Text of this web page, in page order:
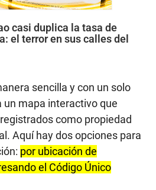
casi duplica la tasa de
el terror en sus calles del
sencilla y con un solo
un mapa interactivo que
como propiedad
Aquí hay dos opciones para
por ubicación de
el Código Único